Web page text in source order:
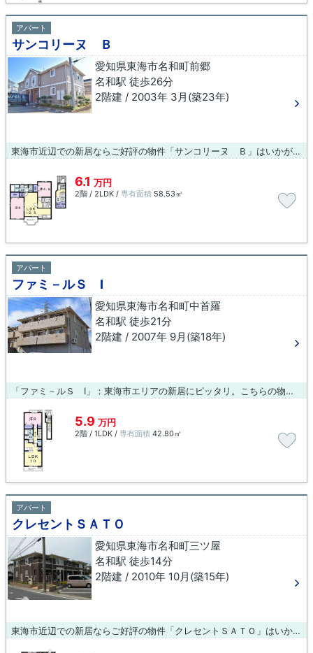
アパート
サンコリーヌ Ｂ
愛知県東海市名和町前郷
名和駅 徒歩26分
2階建 / 2003年 3月(築23年)
東海市近辺での新居ならご好評の物件「サンコリーヌ Ｂ」はいかがでしょうか。新しい生活にお勧めなのが、こちらのアパートです。お住まいをお探しの方は、当社オススメの賃貸住宅はいかがでしょうか？生活に欠かせない施設が近くにあるので、快適に暮らせます。お気軽にご連絡下さい。
6.1 万円
2階 / 2LDK / 専有面積 58.53㎡
アパート
ファミ－ルＳ Ⅰ
愛知県東海市名和町中首羅
名和駅 徒歩21分
2階建 / 2007年 9月(築18年)
「ファミ－ルＳ Ⅰ」：東海市エリアの新居にピッタリ。こちらの物件はアパートです。通勤・通学で名和を利用する方に、名和周辺の物件を紹介させていただいております。物件の詳細は当社までお問い合わせください。
5.9 万円
2階 / 1LDK / 専有面積 42.80㎡
アパート
クレセントＳＡＴＯ
愛知県東海市名和町三ツ屋
名和駅 徒歩14分
2階建 / 2010年 10月(築15年)
東海市近辺での新居ならご好評の物件「クレセントＳＡＴＯ」はいかがでしょうか。設備も充実していて住みやすい、魅力が詰まったアパートです。駅まで徒歩14分の物件です。これから始まる新しい暮らし。ステキな物件を当社で探しませんか。東海市や名和付近での物件探しはお任せ下さい。